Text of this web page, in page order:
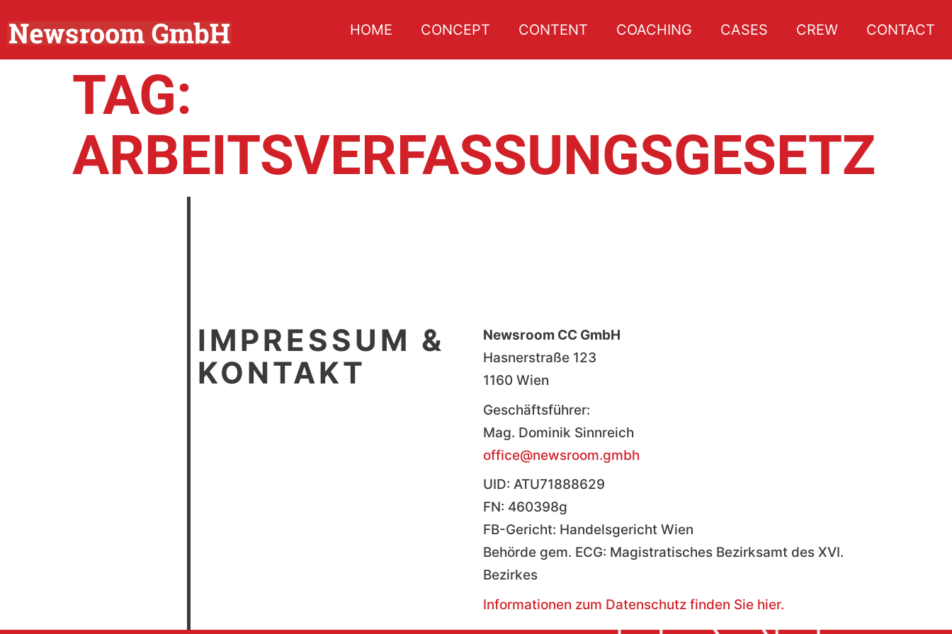
HOME CONCEPT CONTENT COACHING CASES CREW CONTACT
TAG:
ARBEITSVERFASSUNGSGESETZ
IMPRESSUM &
KONTAKT
Newsroom CC GmbH
Hasnerstraße 123
1160 Wien
Geschäftsführer:
Mag. Dominik Sinnreich
office@newsroom.gmbh
UID: ATU71888629
FN: 460398g
FB-Gericht: Handelsgericht Wien
Behörde gem. ECG: Magistratisches Bezirksamt des XVI.
Bezirkes
Informationen zum Datenschutz finden Sie hier.